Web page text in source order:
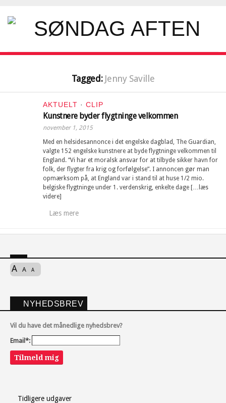
Tagged: Jenny Saville
AKTUELT · CLIP
Kunstnere byder flygtninge velkommen
november 1, 2015
Med en helsidesannonce i det engelske dagblad, The Guardian,
valgte 152 engelske kunstnere at byde flygtninge velkommen til
England. “Vi har et moralsk ansvar for at tilbyde sikker havn for
folk, der flygter fra krig og forfølgelse”. I annoncen gør man
opmærksom på, at England var i stand til at huse 1/2 mio.
belgiske flygtninge under 1. verdenskrig, enkelte dage […læs
videre]
Læs mere
A A A
NYHEDSBREV
Vil du have det månedlige nyhedsbrev?
Email*:
Tilmeld mig
Tidligere udgaver